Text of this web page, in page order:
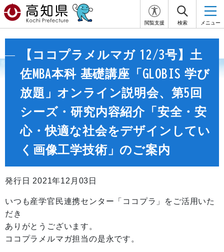
閲覧支援 検索 メニュー
【ココプラメルマガ 12/3号】土
佐MBA本科 基礎講座「GLOBIS 学び
放題」オンライン説明会、第5回
シーズ・研究内容紹介「安全・安
心・快適な社会をデザインしてい
く画像工学技術」のご案内
発行日 2021年12月03日
いつも産学官民連携センター「ココプラ」をご活用いた
だき
ありがとうございます。
ココプラメルマガ担当の是永です。